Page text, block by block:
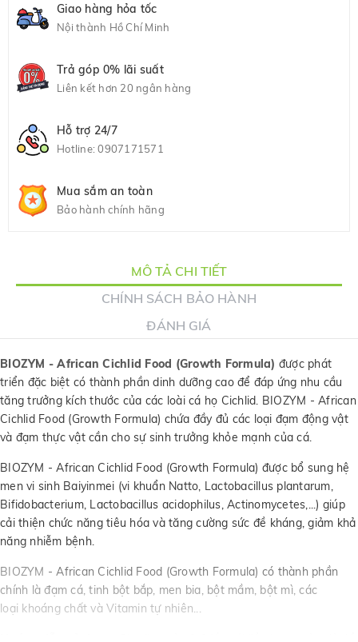
Giao hàng hỏa tốc
Nội thành Hồ Chí Minh
Trả góp 0% lãi suất
Liên kết hơn 20 ngân hàng
Hỗ trợ 24/7
Hotline:0907171571
Mua sắm an toàn
Bảo hành chính hãng
MÔ TẢ CHI TIẾT
CHÍNH SÁCH BẢO HÀNH
ĐÁNH GIÁ
BIOZYM - African Cichlid Food (Growth Formula) được phát
triển đặc biệt có thành phần dinh dưỡng cao để đáp ứng nhu cầu
tăng trưởng kích thước của các loài cá họ Cichlid. BIOZYM - African
Cichlid Food (Growth Formula) chứa đầy đủ các loại đạm động vật
và đạm thực vật cần cho sự sinh trưởng khỏe mạnh của cá.
BIOZYM - African Cichlid Food (Growth Formula) được bổ sung hệ
men vi sinh Baiyinmei (vi khuẩn Natto, Lactobacillus plantarum,
Bifidobacterium, Lactobacillus acidophilus, Actinomycetes,...) giúp
cải thiện chức năng tiêu hóa và tăng cường sức đề kháng, giảm khả
năng nhiễm bệnh.
BIOZYM - African Cichlid Food (Growth Formula) có thành phần
chính là đạm cá, tinh bột bắp, men bia, bột mầm, bột mì, các
loại khoáng chất và Vitamin tự nhiên...